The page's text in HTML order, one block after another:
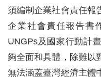
須編制企業社會責任報
企業社會責任報告書
UNGPs及國家行動計
夠全面和具體，除難以
無法涵蓋臺灣經濟主體